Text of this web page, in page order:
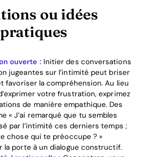
ou idées
pratiques
ouverte : Initier des conversations
jugeantes sur l’intimité peut briser
favoriser la compréhension. Au lieu
votre frustration, exprimez
de manière empathique. Des
« J’ai remarqué que tu sembles
par l’intimité ces derniers temps ;
chose qui te préoccupe ? »
la porte à un dialogue constructif.